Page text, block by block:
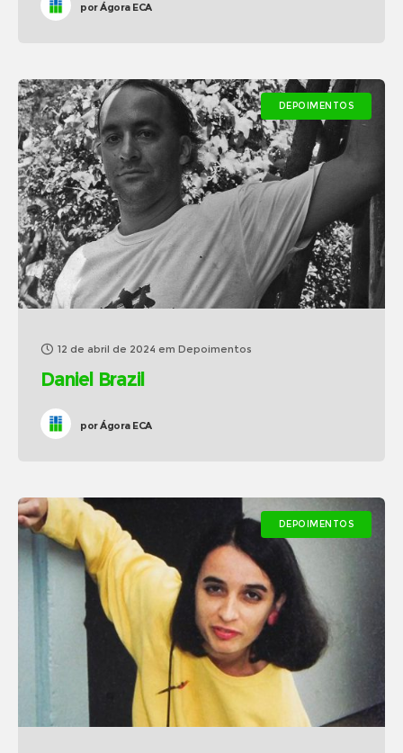
porÁgora ECA
DEPOIMENTOS
12 de abril de 2024 em Depoimentos
Daniel Brazil
porÁgora ECA
DEPOIMENTOS